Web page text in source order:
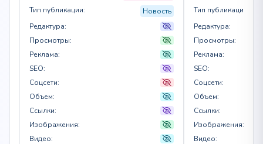
Тип публикации:
Новость
Редактура:
Просмотры:
Реклама:
SEO:
Соцсети:
Объем:
Ссылки:
Изображения:
Видео:
Тип публикации:
Редактура:
Просмотры:
Реклама:
SEO:
Соцсети:
Объем:
Ссылки:
Изображения:
Видео: